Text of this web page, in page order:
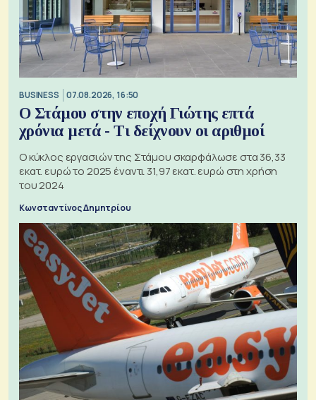
BUSINESS 07.08.2026, 16:50
Ο Στάμου στην εποχή Γιώτης επτά
χρόνια μετά - Τι δείχνουν οι αριθμοί
Ο κύκλος εργασιών της Στάμου σκαρφάλωσε στα 36,33
εκατ. ευρώ το 2025 έναντι 31,97 εκατ. ευρώ στη χρήση
του 2024
Κωνσταντίνος Δημητρίου